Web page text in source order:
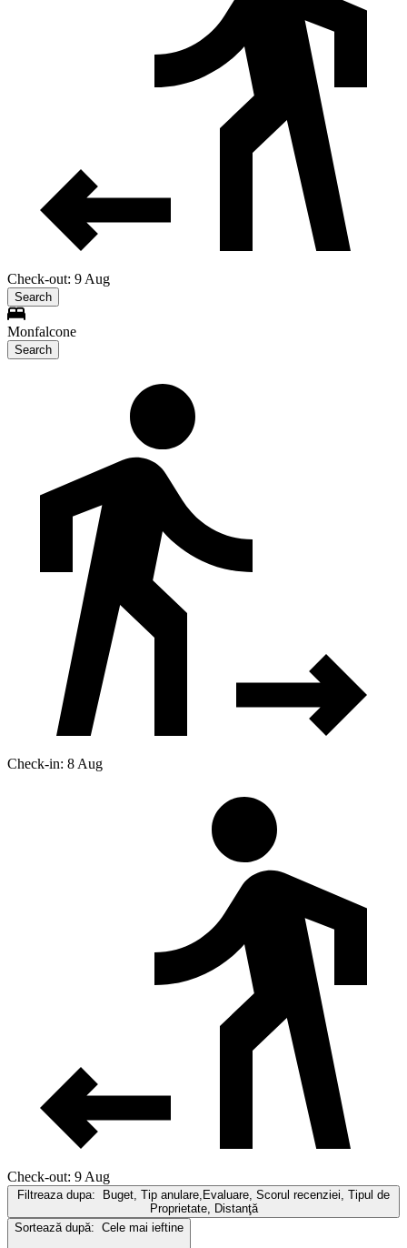
Check-out: 9 Aug
Search
Monfalcone
Search
Check-in: 8 Aug
Check-out: 9 Aug
Filtreaza dupa: Buget, Tip anulare,Evaluare, Scorul recenziei, Tipul de
Proprietate, Distanţă
Sortează după: Cele mai ieftine